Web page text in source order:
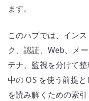
ます。
このハブでは、イン
ク、認証、Web、メ
テナ、監視を分けて
中の OS を使う前提
を読み解くための索引